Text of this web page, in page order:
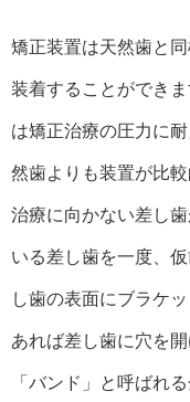
矯正装置は天然歯と
装着することができ
は矯正治療の圧力に
然歯よりも装置が比
治療に向かない差し
いる差し歯を一度、
し歯の表面にブラケ
あれば差し歯に穴を
「バンド」と呼ばれ